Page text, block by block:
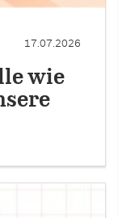
17.07.2026
wie